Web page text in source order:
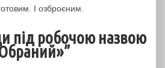
І озброєним.
під робочою назвою